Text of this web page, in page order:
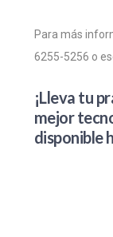
Para más
6255-5256 o
¡Lleva tu
mejor
disponible